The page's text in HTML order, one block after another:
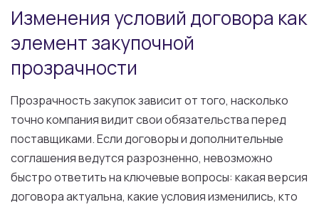
Изменения условий договора как
элемент закупочной
прозрачности
Прозрачность закупок зависит от того, насколько
точно компания видит свои обязательства перед
поставщиками. Если договоры и дополнительные
соглашения ведутся разрозненно, невозможно
быстро ответить на ключевые вопросы: какая версия
договора актуальна, какие условия изменились, кто